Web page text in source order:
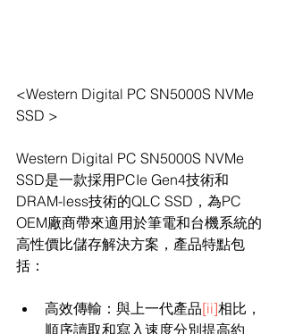
<Western Digital PC SN5000S NVMe
SSD >
Western Digital PC SN5000S NVMe
SSD是一款採用PCIe Gen4技術和
DRAM-less技術的QLC SSD，為PC
OEM廠商帶來適用於筆電和台機系統的
高性價比儲存解決方案，產品特點包
括：
高效傳輸：與上一代產品[ii]相比，
順序讀取和寫入速度分別提高約